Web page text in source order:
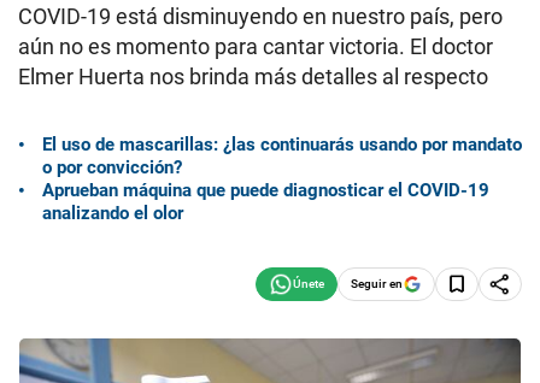
COVID-19 está disminuyendo en nuestro país, pero
aún no es momento para cantar victoria. El doctor
Elmer Huerta nos brinda más detalles al respecto
El uso de mascarillas: ¿las continuarás usando por mandato
o por convicción?
Aprueban máquina que puede diagnosticar el COVID-19
analizando el olor
Seguir en